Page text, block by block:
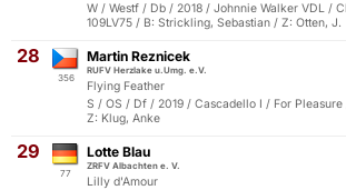
W / Westf / Db / 2018 / Johnnie Walker VDL /
109LV75 / B: Strickling, Sebastian / Z: Otten, J.
28
356
Martin Reznicek
RUFV Herzlake u.Umg. e.V.
Flying Feather
S / OS / Df / 2019 / Cascadello I / For
Z: Klug, Anke
29
77
Lotte Blau
ZRFV Albachten e. V.
Lilly d'Amour